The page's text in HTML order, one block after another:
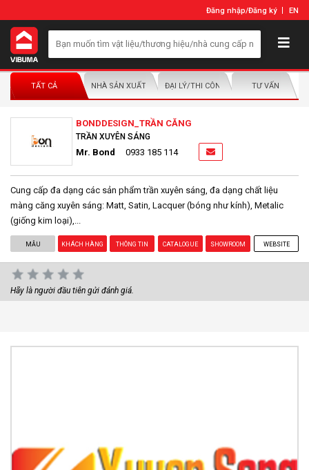
Đăng nhập/Đăng ký EN
TẤT CẢ NHÀ SẢN XUẤT/NHÀ PHÂN PHỐIĐẠI LÝ/THI CÔNG LẮP ĐẶTTƯ VẤN
BONDDESIGN_TRẦN CĂNG
TRẦN XUYÊN SÁNG
Mr. Bond 0933 185 114
Cung cấp đa dạng các sản phẩm trần xuyên sáng, đa dạng chất liệu
màng căng xuyên sáng: Matt, Satin, Lacquer (bóng như kính), Metalic
(giống kim loại),...
MẪU KHÁCH HÀNG THÔNG TIN CATALOGUE SHOWROOM WEBSITE
Hãy là người đầu tiên gửi đánh giá.